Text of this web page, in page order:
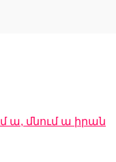
ա, մնում ա իրան